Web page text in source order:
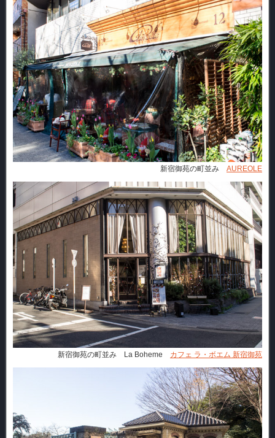
新宿御苑の町並み AUREOLE
新宿御苑の町並み La Boheme カフェ ラ・ボエム 新宿御苑